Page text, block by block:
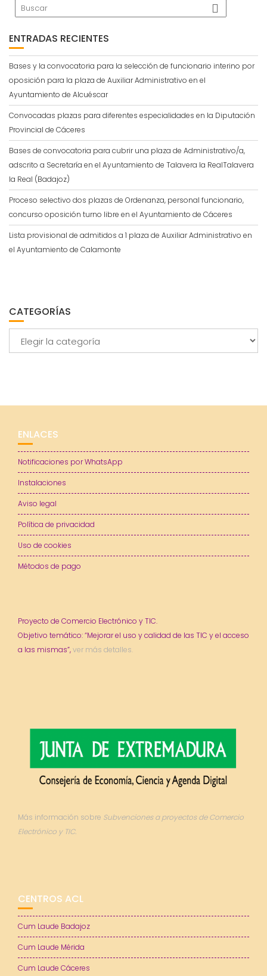
ENTRADAS RECIENTES
Bases y la convocatoria para la selección de funcionario interino por
oposición para la plaza de Auxiliar Administrativo en el
Ayuntamiento de Alcuéscar
Convocadas plazas para diferentes especialidades en la Diputación
Provincial de Cáceres
Bases de convocatoria para cubrir una plaza de Administrativo/a,
adscrito a Secretaría en el Ayuntamiento de Talavera la RealTalavera
la Real (Badajoz)
Proceso selectivo dos plazas de Ordenanza, personal funcionario,
concurso oposición turno libre en el Ayuntamiento de Cáceres
Lista provisional de admitidos a 1 plaza de Auxiliar Administrativo en
el Ayuntamiento de Calamonte
CATEGORÍAS
ENLACES
Notificaciones por WhatsApp
Instalaciones
Aviso legal
Política de privacidad
Uso de cookies
Métodos de pago
Proyecto de Comercio Electrónico y TIC.
Objetivo temático: “Mejorar el uso y calidad de las TIC y el acceso
a las mismas”,ver más detalles.
Más información sobre Subvenciones a proyectos de Comercio
Electrónico y TIC.
CENTROS ACL
Cum Laude Badajoz
Cum Laude Mérida
Cum Laude Cáceres